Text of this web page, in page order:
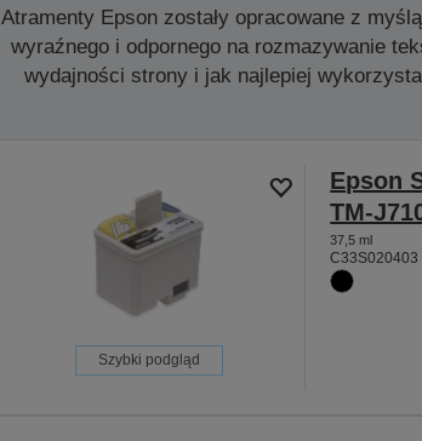
Atramenty Epson zostały opracowane z
wyraźnego i odpornego na rozmazywanie
wydajności strony i jak najlepiej
Szybki podgląd
Epson
TM-
37,5 ml
C33S020403